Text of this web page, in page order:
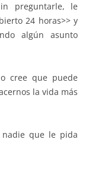
preguntarle, le
24 horas>> y
algún asunto
cree que puede
la vida más
que le pida